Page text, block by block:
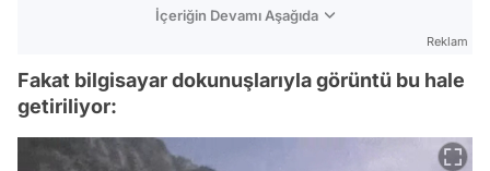
İçeriğin Devamı Aşağıda
Reklam
Fakat bilgisayar dokunuşlarıyla görüntü bu hale
getiriliyor: